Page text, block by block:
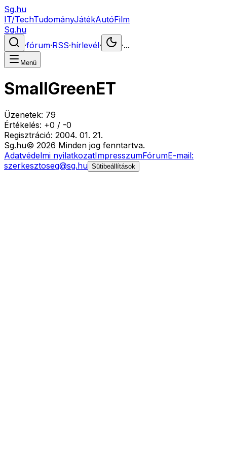
Sg.hu
IT/TechTudományJátékAutóFilm
Sg.hu
·fórum·RSS·hírlevél· ·...
Menü
SmallGreenET
Üzenetek: 79
Értékelés: +0 / -0
Regisztráció: 2004. 01. 21.
Sg.hu© 2026 Minden jog fenntartva.
Adatvédelmi nyilatkozatImpresszumFórumE-mail:
szerkesztoseg@sg.hu Sütibeállítások